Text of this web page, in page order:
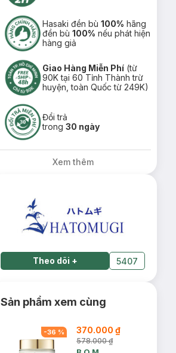
Hasaki đền bù100% hãng
đền bù100% nếu phát hiện
hàng giả
Giao Hàng Miễn Phí (từ
90K tại 60 Tỉnh Thành trừ
huyện, toàn Quốc từ 249K)
Đổi trả
trong30 ngày
Xem thêm
Theo dõi + 5407
Sản phẩm xem cùng
-36 % 370.000 ₫
578.000 ₫